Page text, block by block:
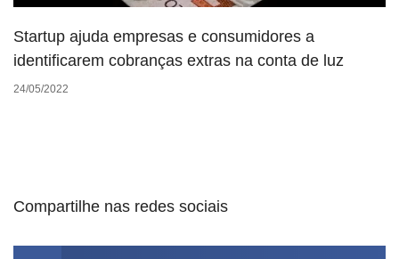
Startup ajuda empresas e consumidores a
identificarem cobranças extras na conta de luz
24/05/2022
Compartilhe nas redes sociais